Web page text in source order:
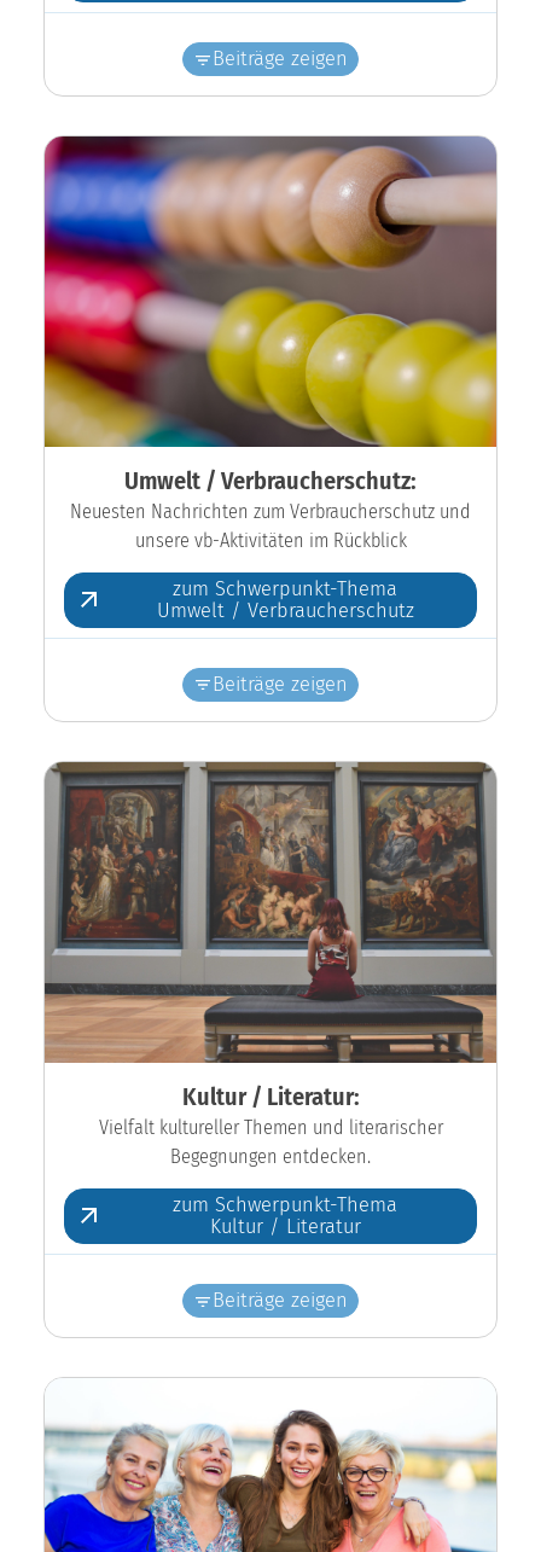
Beiträge zeigen
Umwelt / Verbraucherschutz:
Neuesten Nachrichten zum Verbraucherschutz und
unsere vb-Aktivitäten im Rückblick
zum Schwerpunkt-Thema
Umwelt / Verbraucherschutz
Beiträge zeigen
Kultur / Literatur:
Vielfalt kultureller Themen und literarischer
Begegnungen entdecken.
zum Schwerpunkt-Thema
Kultur / Literatur
Beiträge zeigen